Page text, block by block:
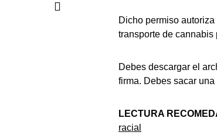
Dicho permiso
transporte de cannabis
Debes descargar el
firma. Debes sacar
LECTURA
racial